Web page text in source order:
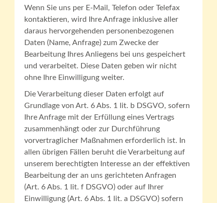
Wenn Sie uns per E-Mail, Telefon oder Telefax
kontaktieren, wird Ihre Anfrage inklusive aller
daraus hervorgehenden personenbezogenen
Daten (Name, Anfrage) zum Zwecke der
Bearbeitung Ihres Anliegens bei uns gespeichert
und verarbeitet. Diese Daten geben wir nicht
ohne Ihre Einwilligung weiter.
Die Verarbeitung dieser Daten erfolgt auf
Grundlage von Art. 6 Abs. 1 lit. b DSGVO, sofern
Ihre Anfrage mit der Erfüllung eines Vertrags
zusammenhängt oder zur Durchführung
vorvertraglicher Maßnahmen erforderlich ist. In
allen übrigen Fällen beruht die Verarbeitung auf
unserem berechtigten Interesse an der effektiven
Bearbeitung der an uns gerichteten Anfragen
(Art. 6 Abs. 1 lit. f DSGVO) oder auf Ihrer
Einwilligung (Art. 6 Abs. 1 lit. a DSGVO) sofern